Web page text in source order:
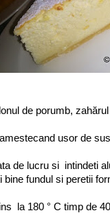
de porumb,
usor de
de lucru si intindeti
fundul si peretii
la 180 ° C timp de